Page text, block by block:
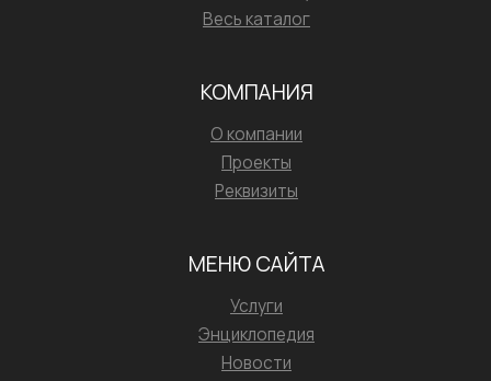
Весь каталог
КОМПАНИЯ
О компании
Проекты
Реквизиты
МЕНЮ САЙТА
Услуги
Энциклопедия
Новости